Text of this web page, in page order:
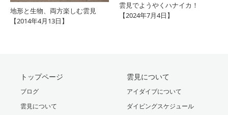
地形と生物、両方楽しむ雲見
【2014年4月13日】
雲見でようやくハナイカ！
【2024年7月4日】
トップページ
ブログ
雲見について
雲見について
アイダイブについて
ダイビングスケジュール